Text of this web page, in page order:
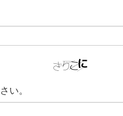
い。